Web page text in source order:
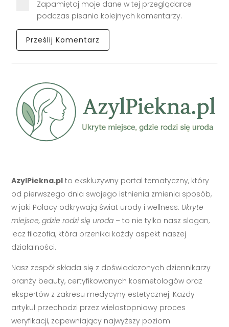
Zapamiętaj moje dane w tej przeglądarce
podczas pisania kolejnych komentarzy.
AzylPiekna.pl to ekskluzywny portal tematyczny, który
od pierwszego dnia swojego istnienia zmienia sposób,
w jaki Polacy odkrywają świat urody i wellness. Ukryte
miejsce, gdzie rodzi się uroda – to nie tylko nasz slogan,
lecz filozofia, która przenika każdy aspekt naszej
działalności.
Nasz zespół składa się z doświadczonych dziennikarzy
branży beauty, certyfikowanych kosmetologów oraz
ekspertów z zakresu medycyny estetycznej. Każdy
artykuł przechodzi przez wielostopniowy proces
weryfikacji, zapewniający najwyższy poziom